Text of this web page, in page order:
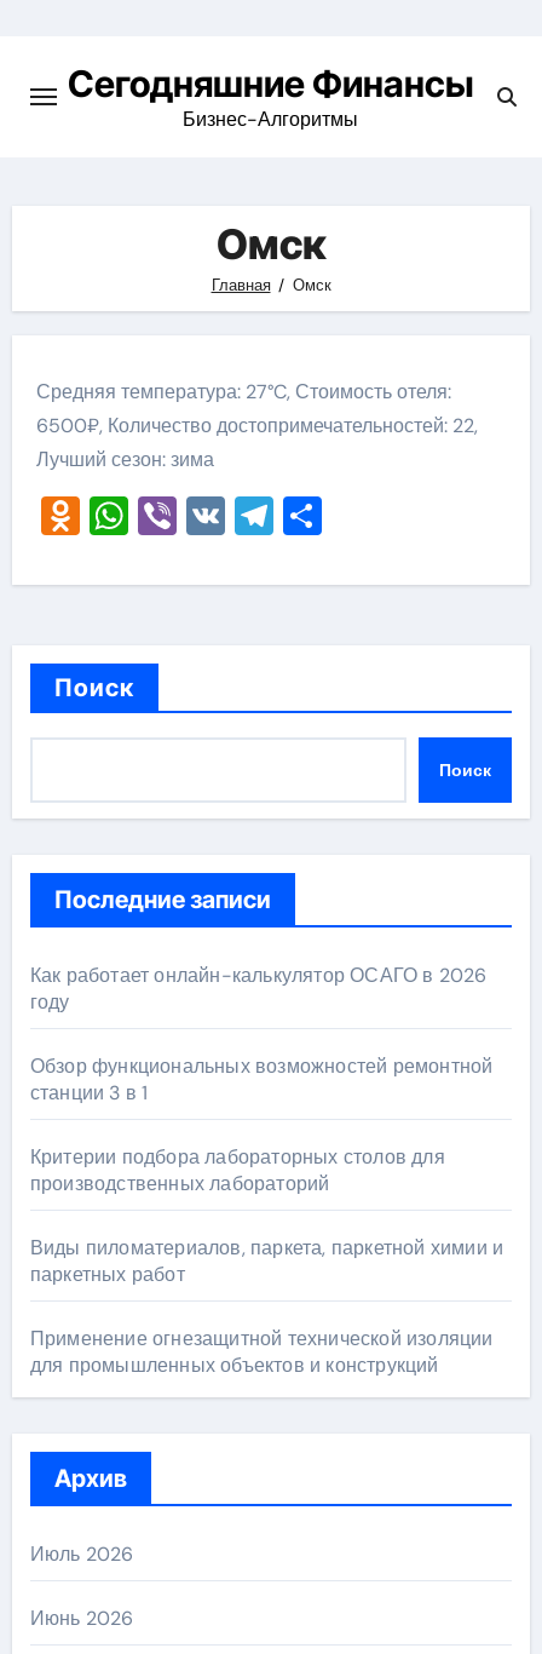
содержимомуСегодняшние Финансы
Бизнес-Алгоритмы
Омск
Главная Омск
Средняя температура: 27°C, Стоимость отеля:
6500₽, Количество достопримечательностей: 22,
Лучший сезон: зима
Odnoklassniki
WhatsApp
Viber
VKTelegram
Отправить
Поиск
Поиск
Последние записи
Как работает онлайн-калькулятор ОСАГО в 2026
году
Обзор функциональных возможностей ремонтной
станции 3 в 1
Критерии подбора лабораторных столов для
производственных лабораторий
Виды пиломатериалов, паркета, паркетной химии и
паркетных работ
Применение огнезащитной технической изоляции
для промышленных объектов и конструкций
Архив
Июль 2026
Июнь 2026